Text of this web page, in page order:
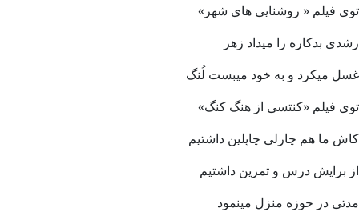
توی فیلم « روشنایی های شهر»
رشدی بدکاره را میداد زهر
غسل میکرد و به خود میبست لُنگ
توی فیلم «کنتسی از هنگ کنگ»
کاش ما هم چارلی چاپلین داشتیم
از برایش درس و تمرین داشتیم
مدتی در حوزه منزل مینمود